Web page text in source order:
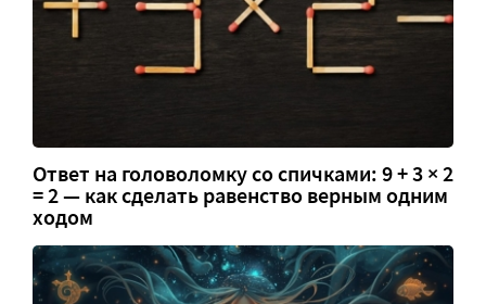
Ответ на головоломку со спичками: 9 + 3 × 2
= 2 — как сделать равенство верным одним
ходом